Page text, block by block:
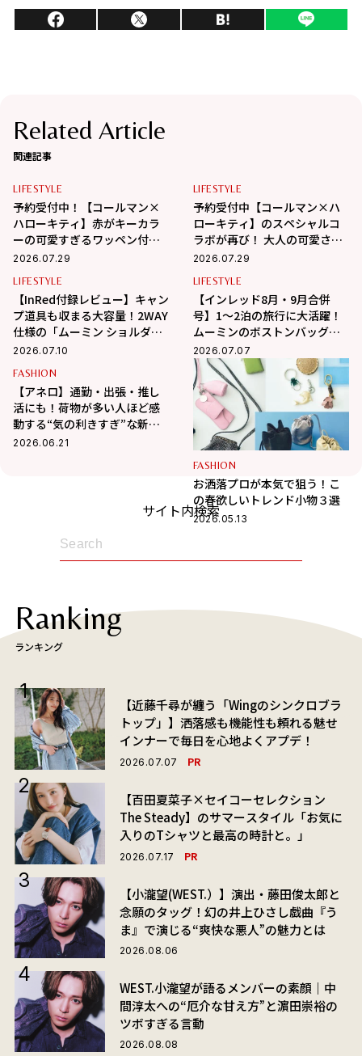
Related Article
関連記事
LIFESTYLE
予約受付中！【コールマン×
ハローキティ】赤がキーカラ
ーの可愛すぎるワッペン付き
ポーチ♡
2026.07.29
LIFESTYLE
予約受付中【コールマン×ハ
ローキティ】のスペシャルコ
ラボが再び！ 大人の可愛さが
つまった大容量エコバッグが
2026.07.29
LIFESTYLE
【InRed付録レビュー】キャン
プ道具も収まる大容量！2WAY
仕様の「ムーミン ショルダー
ストラップ付きボストンバッ
2026.07.10
LIFESTYLE
【インレッド8月・9月合併
号】1〜2泊の旅行に大活躍！
ムーミンのボストンバッグ付
録
2026.07.07
FASHION
【アネロ】通勤・出張・推し
活にも！荷物が多い人ほど感
動する“気の利きすぎ”な新作
大容量バッグが凄すぎる
2026.06.21
FASHION
お洒落プロが本気で狙う！こ
の春欲しいトレンド小物３選
2026.05.13
サイト内検索
Ranking
ランキング
【近藤千尋が纏う「Wingのシンクロブラ
トップ」】洒落感も機能性も頼れる魅せ
インナーで毎日を心地よくアプデ！
2026.07.07 PR
【百田夏菜子×セイコーセレクション
The Steady】のサマースタイル「お気に
入りのTシャツと最高の時計と。」
2026.07.17 PR
【小瀧望(WEST.）】演出・藤田俊太郎と
念願のタッグ！幻の井上ひさし戯曲『う
ま』で演じる“爽快な悪人”の魅力とは
2026.08.06
WEST.小瀧望が語るメンバーの素顔｜中
間淳太への“厄介な甘え方”と濵田崇裕の
ツボすぎる言動
2026.08.08